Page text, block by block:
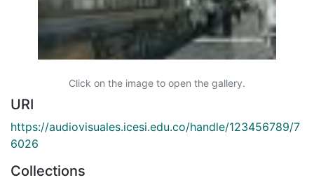
Click on the image to open the gallery.
URI
https://audiovisuales.icesi.edu.co/handle/123456789/7
6026
Collections